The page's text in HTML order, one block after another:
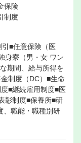
保険
制度
■任意保険（医
身寮（男・女 ワン
期間、給与所得を
制度（DC）■生命
■継続雇用制度■医
彰制度■保養所■研
、職能・職種別研